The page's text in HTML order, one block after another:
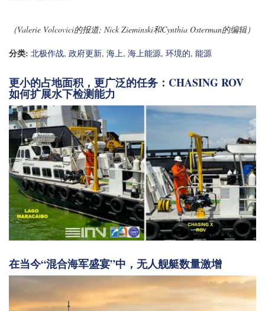
（Valerie Volcovici的报道; Nick Zieminski和Cynthia Osterman的编辑）
分类: 北极作战, 政府更新, 海上, 海上能源, 环境的, 能源
更小的占地面积，更广泛的任务：CHASING ROV
如何扩展水下检测能力
在当今“混合海军盛宴”中，无人舰艇数量激增